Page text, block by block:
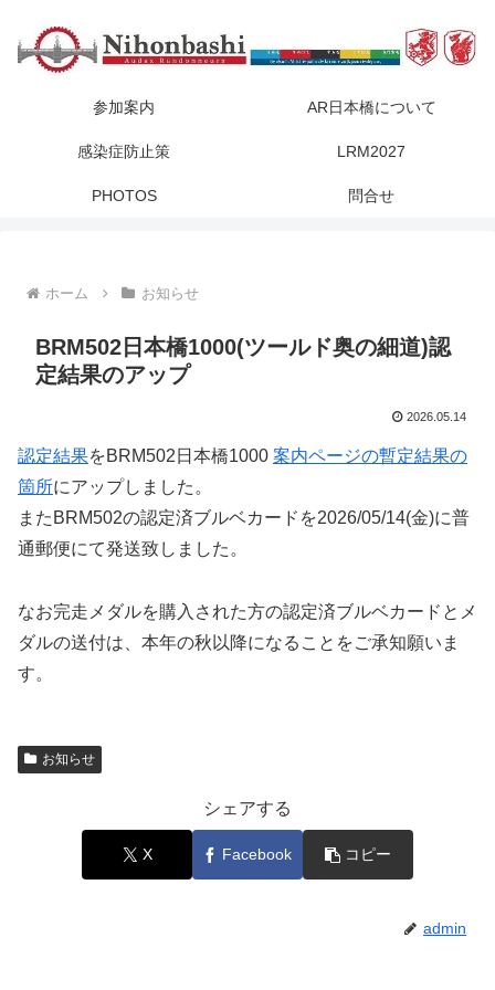
参加案内 AR日本橋について
感染症防止策 LRM2027
PHOTOS 問合せ
ホーム お知らせ
BRM502日本橋1000(ツールド奥の細道)認
定結果のアップ
2026.05.14
認定結果をBRM502日本橋1000 案内ページの暫定結果の
箇所にアップしました。
またBRM502の認定済ブルベカードを2026/05/14(金)に普
通郵便にて発送致しました。
なお完走メダルを購入された方の認定済ブルベカードとメ
ダルの送付は、本年の秋以降になることをご承知願いま
す。
お知らせ
シェアする
X Facebook コピー
admin